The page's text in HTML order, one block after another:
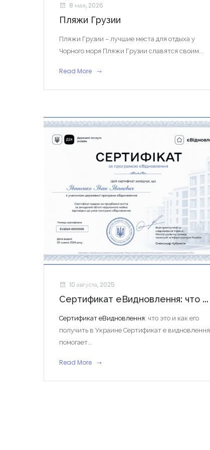
8 мая, 2026
Пляжи Грузии
Пляжи Грузии – лучшие места для отдыха у
Чорного моря Пляжи Грузии славятся своим...
Read More
10 августа, 2025
Сертификат еВидновлення: что это и как его получить в Украине
Сертификат еВидновлення: что это и как его
получить в Украине Сертификат е видновлення
помогает...
Read More